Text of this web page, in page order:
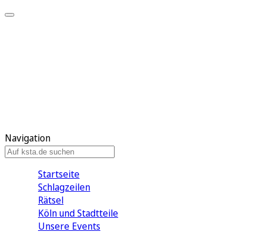
Navigation
Startseite
Schlagzeilen
Rätsel
Köln und Stadtteile
Unsere Events